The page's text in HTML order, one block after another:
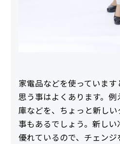
家電品などを使っていま
思う事はよくあります。
庫などを、ちょっと新し
事もあるでしょう。新し
優れているので、チェンジ